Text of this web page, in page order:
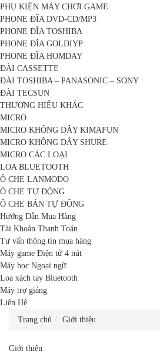
PHỤ KIỆN MÁY CHƠI GAME
PHONE ĐĨA DVD-CD/MP3
PHONE ĐĨA TOSHIBA
PHONE ĐĨA GOLDIYP
PHONE ĐĨA HOMDAY
ĐÀI CASSETTE
ĐÀI TOSHIBA – PANASONIC – SONY
ĐÀI TECSUN
THƯƠNG HIỆU KHÁC
MICRO
MICRO KHÔNG DÂY KIMAFUN
MICRO KHÔNG DÂY SHURE
MICRO CÁC LOẠI
LOA BLUETOOTH
Ô CHE LANMODO
Ô CHE TỰ ĐỘNG
Ô CHE BÁN TỰ ĐỘNG
Hướng Dẫn Mua Hàng
Tài Khoản Thanh Toán
Tư vấn thông tin mua hàng
Máy game Điện tử 4 nút
Máy học Ngoại ngữ
Loa xách tay Bluetooth
Máy trợ giảng
Liên Hệ
Trang chủ
Giới thiệu
Giới thiệu